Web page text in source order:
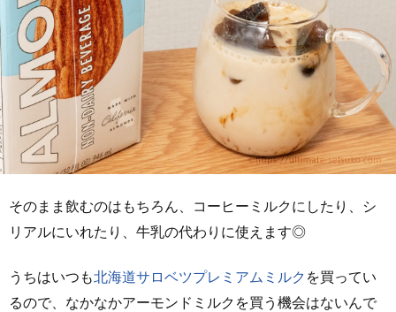
そのまま飲むのはもちろん、コーヒーミルクにしたり、シ
リアルにいれたり、牛乳の代わりに使えます◎
うちはいつも北海道サロベツプレミアムミルク を買ってい
るので、なかなかアーモンドミルクを買う機会はないんで